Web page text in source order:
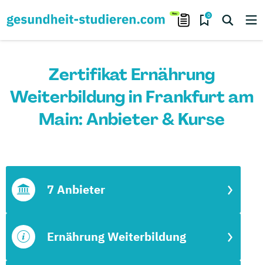
0
Zertifikat Ernährung
Weiterbildung in Frankfurt am
Main: Anbieter & Kurse
Ernährung Weiterbildung
7 Anbieter